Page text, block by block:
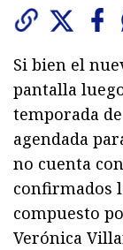
Si bien el
pantalla
temporada
agendada
no cuenta
confirmados
compuesto
Verónica